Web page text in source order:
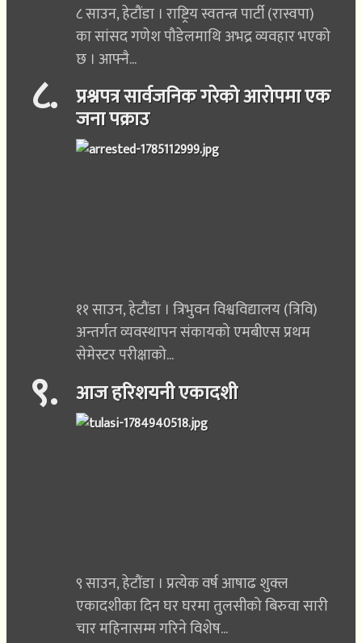
८ साउन, हेटौंडा । राष्ट्रिय स्वतन्त्र पार्टी (रास्वपा)
का सांसद गणेश पौडेलमाथि अभद्र व्यवहार भएको
छ । आफ्नै...
प्रश्नपत्र सार्वजनिक गरेको आरोपमा एक
जना पक्राउ
११ साउन, हेटौंडा । त्रिभुवन विश्वविद्यालय (त्रिवि)
अन्तर्गत व्यवस्थापन संकायको एमबीएस प्रथम
सेमेस्टर परीक्षाको...
८.
आज हरिशयनी एकादशी
९ साउन, हेटौंडा । प्रत्येक वर्ष आषाढ शुक्ल
एकादशीका दिन घर घरमा तुलसीको बिरुवा सारी
चार महिनासम्म गरिने विशेष...
९.